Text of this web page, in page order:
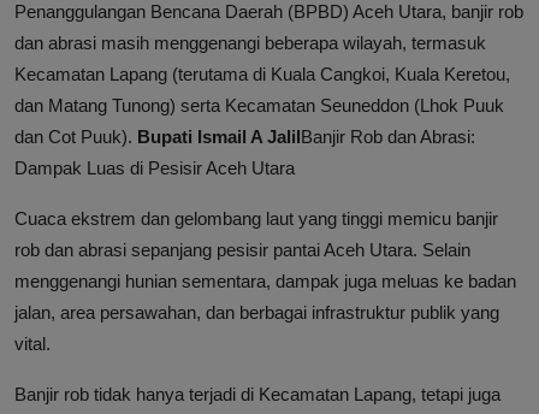
Penanggulangan Bencana Daerah (BPBD) Aceh Utara, banjir rob
dan abrasi masih menggenangi beberapa wilayah, termasuk
Kecamatan Lapang (terutama di Kuala Cangkoi, Kuala Keretou,
dan Matang Tunong) serta Kecamatan Seuneddon (Lhok Puuk
dan Cot Puuk). Bupati Ismail A JalilBanjir Rob dan Abrasi:
Dampak Luas di Pesisir Aceh Utara
Cuaca ekstrem dan gelombang laut yang tinggi memicu banjir
rob dan abrasi sepanjang pesisir pantai Aceh Utara. Selain
menggenangi hunian sementara, dampak juga meluas ke badan
jalan, area persawahan, dan berbagai infrastruktur publik yang
vital.
Banjir rob tidak hanya terjadi di Kecamatan Lapang, tetapi juga